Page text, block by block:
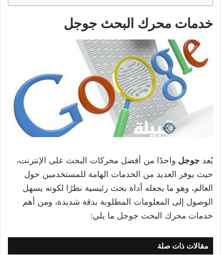
خدمات محرك البحث جوجل
يُعد جوجل واحدًا من أفضل محركات البحث على الإنترنت،
حيث يوفر العديد من الخدمات الهامة للمستخدمين حول
العالم، وهو ما يجعله أداة بحث رئيسية نظرًا لكونه يسهل
الوصول إلى المعلومات المطلوبة بدقة شديدة، ومن أهم
خدمات محرك البحث جوجل ما يلي:
مقالات ذات صلة